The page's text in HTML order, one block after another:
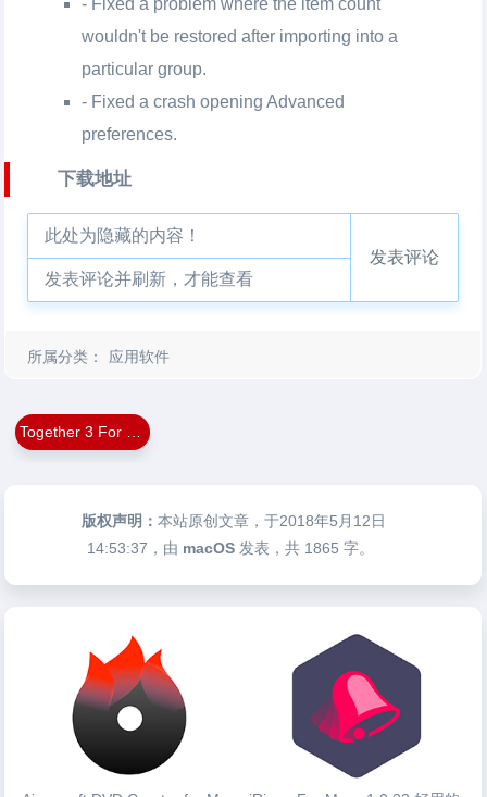
- Fixed a problem where the item count
wouldn't be restored after importing into a
particular group.
- Fixed a crash opening Advanced
preferences.
下载地址
此处为隐藏的内容！
发表评论并刷新，才能查看
发表评论
所属分类： 应用软件
版权声明：本站原创文章，于2018年5月12日
14:53:37 ，由 macOS 发表，共 1865 字。